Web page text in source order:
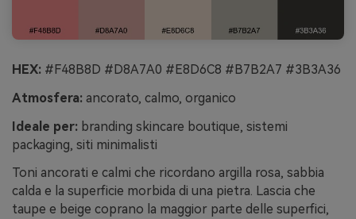
HEX: #F48B8D #D8A7A0 #E8D6C8 #B7B2A7 #3B3A36
Atmosfera: ancorato, calmo, organico
Ideale per: branding skincare boutique, sistemi
packaging, siti minimalisti
Toni ancorati e calmi che ricordano argilla rosa, sabbia
calda e la superficie morbida di una pietra. Lascia che
taupe e beige coprano la maggior parte delle superfici,